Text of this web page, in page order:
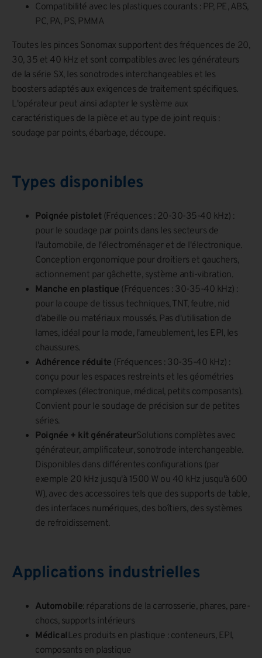
Compatibilité avec les plastiques courants : PP, PE, ABS,
PC, PA, PS, PMMA
Toutes les pinces Sonomax supportent des fréquences de 20,
30, 35 et 40 kHz et sont compatibles avec les générateurs
de la série SX, les sonotrodes interchangeables et les
boosters adaptés aux exigences de traitement spécifiques.
L'opérateur peut ainsi adapter le système aux
caractéristiques de la pièce et au type de joint requis :
soudage par points, ébarbage, découpe.
Types disponibles
Poignée pistolet (Fréquences : 20-30-35-40 kHz) :
pour le soudage par points dans les secteurs de
l'automobile, de l'électroménager et de l'électronique.
Conception ergonomique pour droitiers et gauchers,
actionnement par gâchette, système anti-vibration.
Manche en plastique (Fréquences : 30-35-40 kHz) :
pour la coupe de tissus techniques, TNT, feutre, nid
d'abeille ou matériaux moussés. Pas d'utilisation de
lames, idéal pour la mode, l'ameublement, les EPI, les
chaussures.
Adhérence réduite (Fréquences : 30-35-40 kHz) :
conçu pour les espaces restreints et les géométries
complexes (électronique, médical, petits composants).
Convient pour le soudage de précision sur de petites
séries.
Poignée + kit générateurSolutions complètes avec
générateur, amplificateur, sonotrode interchangeable.
Disponibles dans différentes configurations (par
exemple 20 kHz jusqu'à 1500 W ou 40 kHz jusqu'à 600
W), avec des accessoires tels que des supports de table,
des interfaces numériques, des boîtiers, des systèmes
de refroidissement.
Applications industrielles
Automobile: réparations de la carrosserie, phares, pare-
chocs, supports intérieurs
Médical Les produits en plastique : conteneurs, EPI,
composants en plastique